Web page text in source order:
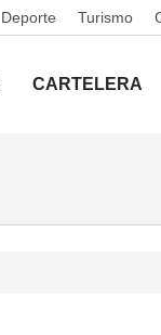
Deporte Turismo
CARTELERA